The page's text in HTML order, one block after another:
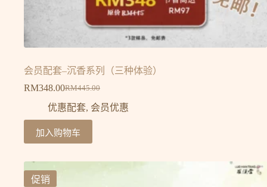
会员配套–沉香系列（三种体验）
RM445.00
RM348.00
优惠配套, 会员优惠
加入购物车
促销